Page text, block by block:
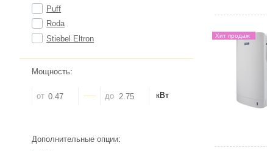
Puff
Roda
Stiebel Eltron
Мощность:
от до кВт
Дополнительные опции:
Хит продаж